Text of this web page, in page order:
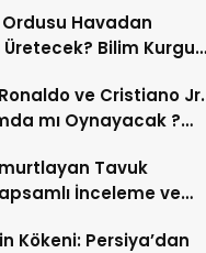
Havadan
Bilim Kurgu
ve Cristiano Jr.
mı Oynayacak ?
? Tavuk
İnceleme ve
Kökeni: Persiya’dan